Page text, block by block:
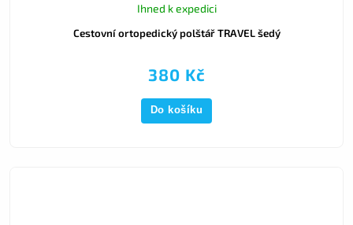
Cestovní ortopedický polštář TRAVEL šedý
Ihned k expedici
380 Kč
Do košíku